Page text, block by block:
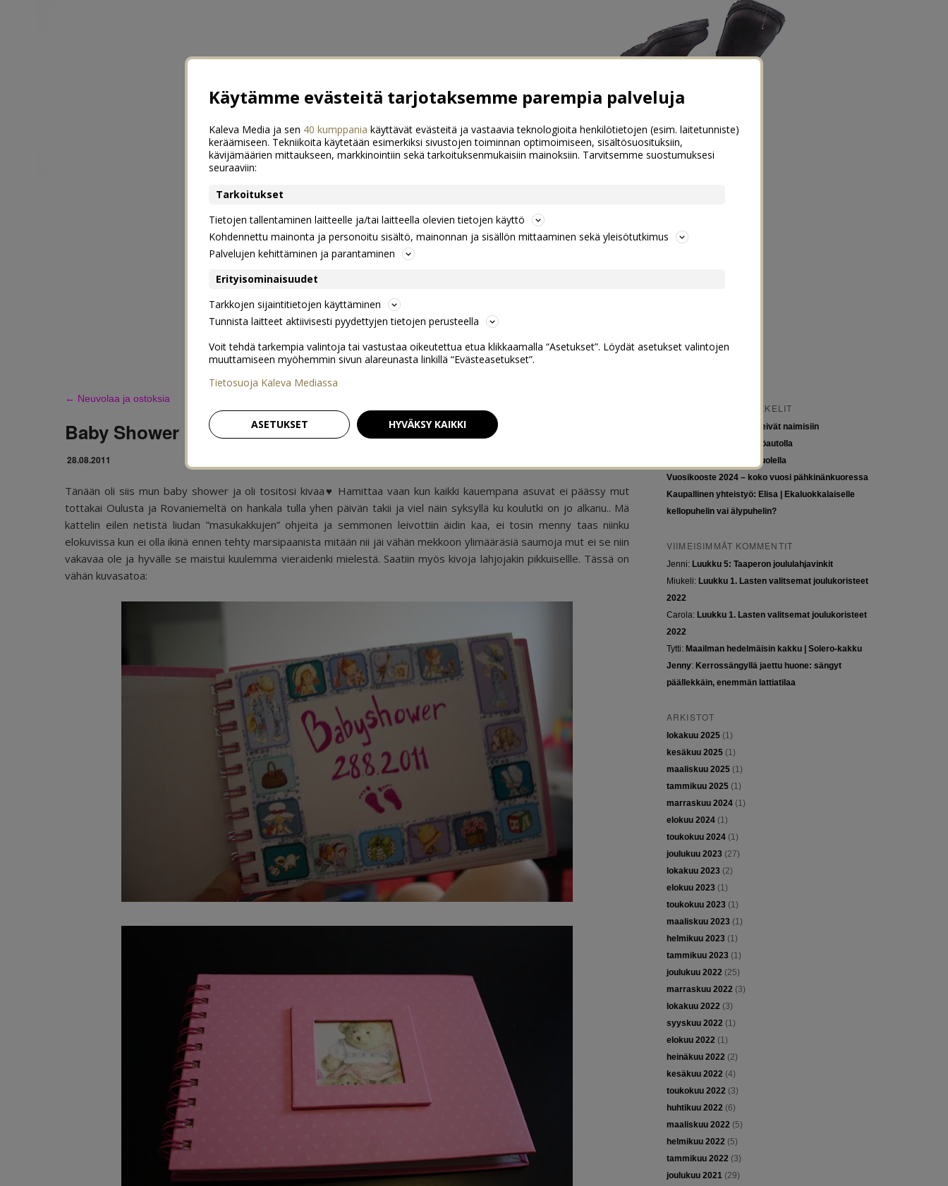
← Neuvolaa ja ostoksia
Baby Shower
28.08.2011
Tänään oli siis mun baby shower ja oli tositosi kivaa♥ Hamittaa vaan kun kaikki kauempana asuvat ei päässy mut
tottakai Oulusta ja Rovaniemeltä on hankala tulla yhen päivän takii ja viel näin syksyllä ku koulutki on jo alkanu.. Mä
kattelin eilen netistä liudan ”masukakkujen” ohjeita ja semmonen leivottiin äidin kaa, ei tosin menny taas niinku
elokuvissa kun ei olla ikinä ennen tehty marsipaanista mitään nii jäi vähän mekkoon ylimääräsiä saumoja mut ei se niin
vakavaa ole ja hyvälle se maistui kuulemma vieraidenki mielestä. Saatiin myös kivoja lahjojakin pikkuisellle. Tässä on
vähän kuvasatoa:
VIIMEISIMMÄT ARTIKKELIT
Tytöt kuuluvat kouluun, eivät naimisiin
Euroopan roadtrip sähköautolla
Tyttöjen ja tasa-arvon puolella
Vuosikooste 2024 – koko vuosi pähkinänkuoressa
Kaupallinen yhteistyö: Elisa | Ekaluokkalaiselle
kellopuhelin vai älypuhelin?
VIIMEISIMMÄT KOMMENTIT
Jenni: Luukku 5: Taaperon joululahjavinkit
Miukeli: Luukku 1. Lasten valitsemat joulukoristeet
2022
Carola: Luukku 1. Lasten valitsemat joulukoristeet
2022
Tytti: Maailman hedelmäisin kakku | Solero-kakku
Jenny: Kerrossängyllä jaettu huone: sängyt
päällekkäin, enemmän lattiatilaa
ARKISTOT
lokakuu 2025(1)
kesäkuu 2025(1)
maaliskuu 2025(1)
tammikuu 2025(1)
marraskuu 2024(1)
elokuu 2024(1)
toukokuu 2024(1)
joulukuu 2023(27)
lokakuu 2023(2)
elokuu 2023(1)
toukokuu 2023(1)
maaliskuu 2023(1)
helmikuu 2023(1)
tammikuu 2023(1)
joulukuu 2022(25)
marraskuu 2022(3)
lokakuu 2022(3)
syyskuu 2022(1)
elokuu 2022(1)
heinäkuu 2022(2)
kesäkuu 2022(4)
toukokuu 2022(3)
huhtikuu 2022(6)
maaliskuu 2022(5)
helmikuu 2022(5)
tammikuu 2022(3)
joulukuu 2021(29)
Käytämme evästeitä tarjotaksemme parempia palveluja
Kaleva Media ja sen 40 kumppania käyttävät evästeitä ja vastaavia teknologioita henkilötietojen (esim. laitetunniste)
keräämiseen. Tekniikoita käytetään esimerkiksi sivustojen toiminnan optimoimiseen, sisältösuosituksiin,
kävijämäärien mittaukseen, markkinointiin sekä tarkoituksenmukaisiin mainoksiin. Tarvitsemme suostumuksesi
seuraaviin:
Tarkoitukset
Tietojen tallentaminen laitteelle ja/tai laitteella olevien tietojen käyttö
Kohdennettu mainonta ja personoitu sisältö, mainonnan ja sisällön mittaaminen sekä yleisötutkimus
Palvelujen kehittäminen ja parantaminen
Erityisominaisuudet
Tarkkojen sijaintitietojen käyttäminen
Tunnista laitteet aktiivisesti pyydettyjen tietojen perusteella
Voit tehdä tarkempia valintoja tai vastustaa oikeutettua etua klikkaamalla “Asetukset”. Löydät asetukset valintojen
muuttamiseen myöhemmin sivun alareunasta linkillä “Evästeasetukset”.
Tietosuoja Kaleva Mediassa
ASETUKSET HYVÄKSY KAIKKI